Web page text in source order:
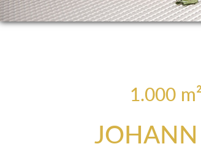
1.000
JOHANN